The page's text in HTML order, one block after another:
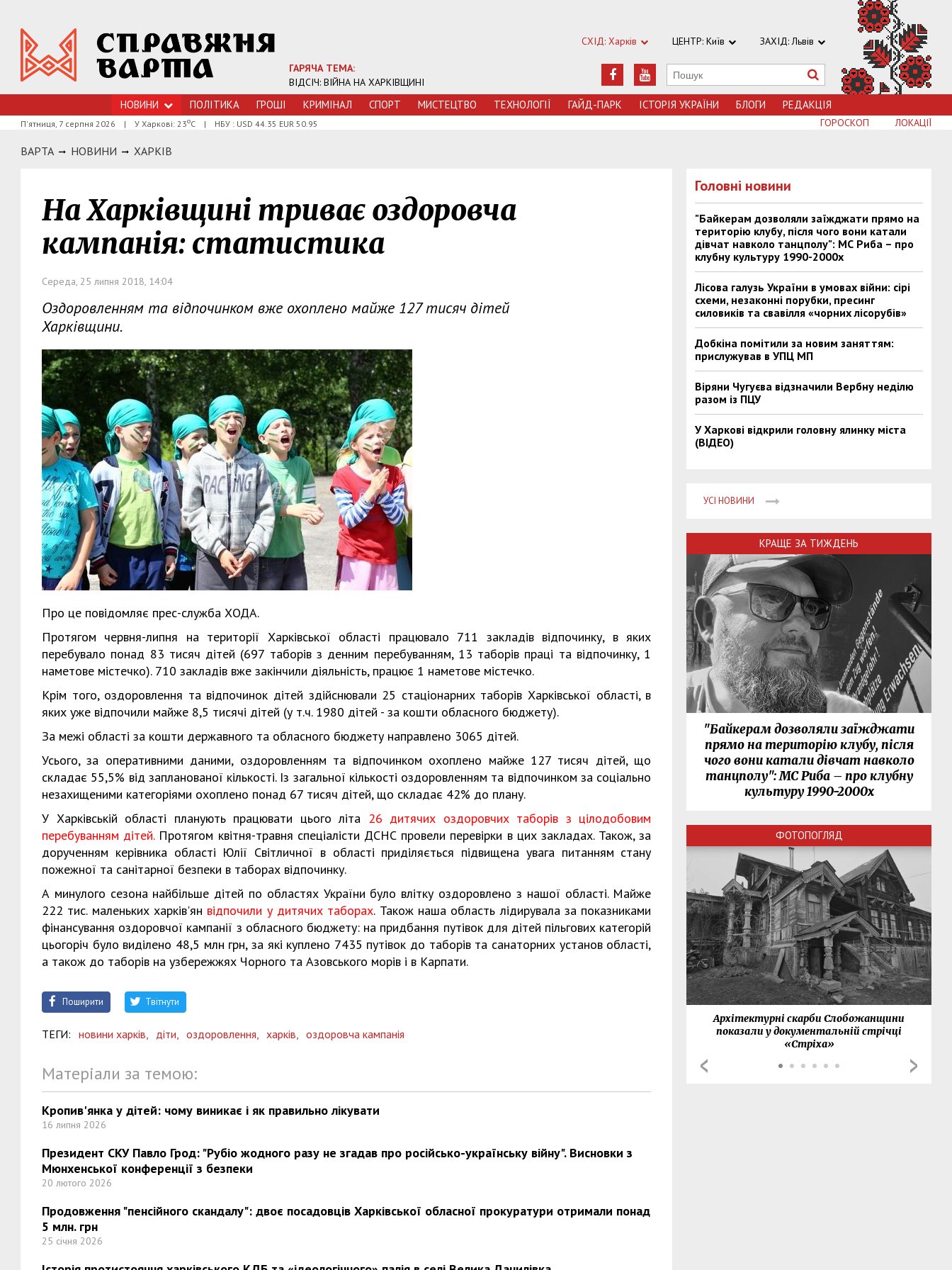
ГАРЯЧА ТЕМА:
ВІДСІЧ: ВІЙНА НА ХАРКІВЩИНІ
СХІД: Харків ЦЕНТР: Київ ЗАХІД: Львів
НОВИНИ ПОЛІТИКА ГРОШI КРИМIНАЛ СПОРТ МИСТЕЦТВО ТЕХНОЛОГIЇ ГАЙД-ПАРК ІСТОРІЯ УКРАЇНИ БЛОГИ РЕДАКЦІЯ
П'ятниця, 7 серпня 2026 | У Харкові: 23оС | НБУ : USD 44.35 EUR 50.95 ЛОКАЦІЇ
ГОРОСКОП
ВАРТА НОВИНИ ХАРКIВ
На Харківщині триває оздоровча
кампанія: статистика
Середа, 25 липня 2018, 14:04
Оздоровленням та відпочинком вже охоплено майже 127 тисяч дітей
Харківщини.
Про це повідомляє прес-служба ХОДА.
Протягом червня-липня на території Харківської області працювало 711 закладів відпочинку, в яких
перебувало понад 83 тисяч дітей (697 таборів з денним перебуванням, 13 таборів праці та відпочинку, 1
наметове містечко). 710 закладів вже закінчили діяльність, працює 1 наметове містечко.
Крім того, оздоровлення та відпочинок дітей здійснювали 25 стаціонарних таборів Харківської області, в
яких уже відпочили майже 8,5 тисячі дітей (у т.ч. 1980 дітей - за кошти обласного бюджету).
За межі області за кошти державного та обласного бюджету направлено 3065 дітей.
Усього, за оперативними даними, оздоровленням та відпочинком охоплено майже 127 тисяч дітей, що
складає 55,5% від запланованої кількості. Із загальної кількості оздоровленням та відпочинком за соціально
незахищеними категоріями охоплено понад 67 тисяч дітей, що складає 42% до плану.
У Харківській області планують працювати цього літа 26 дитячих оздоровчих таборів з цілодобовим
перебуванням дітей. Протягом квітня-травня спеціалісти ДСНС провели перевірки в цих закладах. Також, за
дорученням керівника області Юлії Світличної в області приділяється підвищена увага питанням стану
пожежної та санітарної безпеки в таборах відпочинку.
А минулого сезона найбільше дітей по областях України було влітку оздоровлено з нашої області. Майже
222 тис. маленьких харків'ян відпочили у дитячих таборах. Також наша область лідирувала за показниками
фінансування оздоровчої кампанії з обласного бюджету: на придбання путівок для дітей пільгових категорій
цьогоріч було виділено 48,5 млн грн, за які куплено 7435 путівок до таборів та санаторних установ області,
а також до таборів на узбережжях Чорного та Азовського морів і в Карпати.
Поширити Твітнути
ТЕГИ: новини харків, діти, оздоровлення, харків, оздоровча кампанія
Матеріали за темою:
Кропив'янка у дітей: чому виникає і як правильно лікувати
16 липня 2026
Президент СКУ Павло Грод: "Рубіо жодного разу не згадав про російсько-українську війну". Висновки з
Мюнхенської конференції з безпеки
20 лютого 2026
Продовження "пенсійного скандалу": двоє посадовців Харківської обласної прокуратури отримали понад
5 млн. грн
25 січня 2026
Головні новини
"Байкерам дозволяли заїжджати прямо на
територію клубу, після чого вони катали
дівчат навколо танцполу": МС Риба – про
клубну культуру 1990-2000х
Лісова галузь України в умовах війни: сірі
схеми, незаконні порубки, пресинг
силовиків та свавілля «чорних лісорубів»
Добкіна помітили за новим заняттям:
прислужував в УПЦ МП
Віряни Чугуєва відзначили Вербну неділю
разом із ПЦУ
У Харкові відкрили головну ялинку міста
(ВІДЕО)
УСІ НОВИНИ
КРАЩЕ ЗА ТИЖДЕНЬ
"Байкерам дозволяли заїжджати
прямо на територію клубу, після
чого вони катали дівчат навколо
танцполу": МС Риба – про клубну
культуру 1990-2000х
ФОТОПОГЛЯД
Архітектурні скарби Слобожанщини
показали у документальній стрічці
«Стріха»